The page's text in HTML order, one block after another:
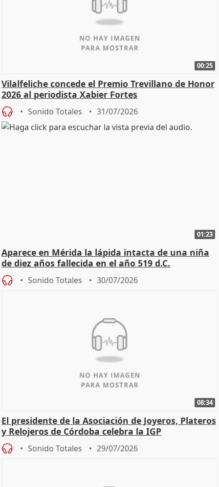
00:25
Vilalfeliche concede el Premio Trevillano de Honor
2026 al periodista Xabier Fortes
Sonido Totales 31/07/2026
01:23
Aparece en Mérida la lápida intacta de una niña
de diez años fallecida en el año 519 d.C.
Sonido Totales 30/07/2026
08:34
El presidente de la Asociación de Joyeros, Plateros
y Relojeros de Córdoba celebra la IGP
Sonido Totales 29/07/2026